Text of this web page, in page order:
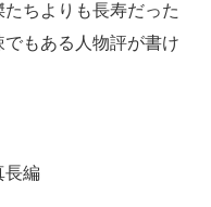
ちよりも長寿だった
もある人物評が書け
長編